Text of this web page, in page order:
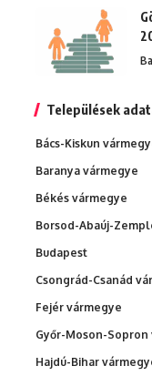
Települések
Bács-Kiskun
Baranya vármegye
Békés vármegye
Borsod-Abaúj-
Budapest
Csongrád-Csanád
Fejér vármegye
Győr-Moson-Sopron
Hajdú-Bihar